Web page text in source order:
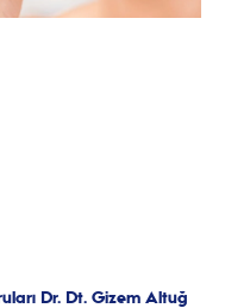
Dr. Dt. Gizem Altuğ